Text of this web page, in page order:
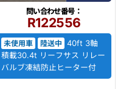
問い合わせ番号：
R122556
未使用車 陸送中 40ft 3軸
積載30.4t リーフサス リレー
バルブ凍結防止ヒーター付